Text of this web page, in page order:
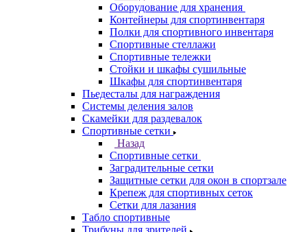
Оборудование для хранения
Контейнеры для спортинвентаря
Полки для спортивного инвентаря
Спортивные стеллажи
Спортивные тележки
Стойки и шкафы сушильные
Шкафы для спортинвентаря
Пьедесталы для награждения
Системы деления залов
Скамейки для раздевалок
Спортивные сетки
Назад
Спортивные сетки
Заградительные сетки
Защитные сетки для окон в спортзале
Крепеж для спортивных сеток
Сетки для лазания
Табло спортивные
Трибуны для зрителей